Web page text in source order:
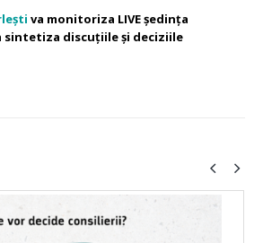
va monitoriza LIVE ședința
sintetiza discuțiile și deciziile